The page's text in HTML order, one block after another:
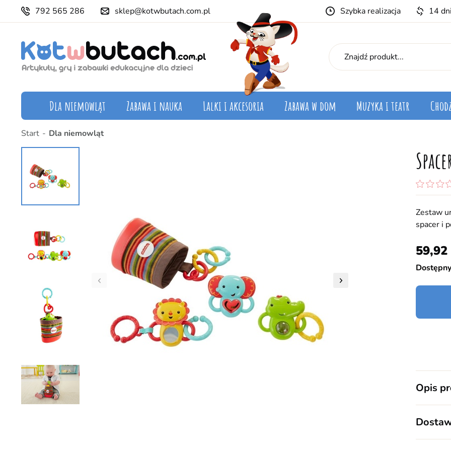
792 565 286 sklep@kotwbutach.com.pl Szybka realizacja 14
Dla niemowląt Zabawa i nauka Lalki i akcesoria Zabawa w dom Muzyka i teatr
Start Dla niemowląt
Zestaw
spacer i
59,92
Dostępny
Opis
Zestaw
lub